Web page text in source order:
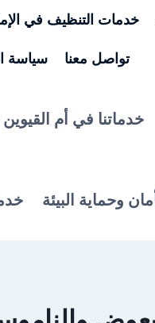
خدمات التنظيف في
تواصل معنا سياسة
خدماتنا في أم القيوين
وحماية البيئة